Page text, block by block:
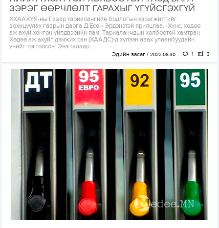
ЗЭРЭГ ӨӨРЧЛӨЛТ ГАРАХЫГ ҮГҮЙСГЭХГҮЙ
ХХААХҮЯ-ны Газар тариалангийн бодлогын хэрэгжилтийг
зохицуулах газрын дарга Д.Есөн-Эрдэнэтэй ярилцлаа. -Хүнс, хөдөө
аж ахуй хөнгөн үйлдвэрийн яам, Тариаланчдын холбоотой хамтран
Хөдөө аж ахуйг дэмжих сан (ХААДС)-д хүлээн авах улаанбуудайн
үнийг тогтоосон. Энэ талаар...
Эдийн засаг 2022.08.30 1 3